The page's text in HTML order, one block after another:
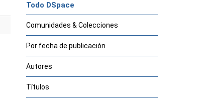
Todo DSpace
Comunidades & Colecciones
Por fecha de publicación
Autores
Títulos